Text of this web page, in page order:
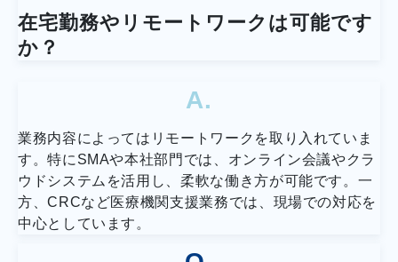
在宅勤務やリモートワークは可能です
か？
A.
業務内容によってはリモートワークを取り入れていま
す。特にSMAや本社部門では、オンライン会議やクラ
ウドシステムを活用し、柔軟な働き方が可能です。一
方、CRCなど医療機関支援業務では、現場での対応を
中心としています。